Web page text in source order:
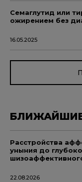
Семаглутид или
ожирением без
16.05.2025
Расстройства
уныния до
22.08.2026